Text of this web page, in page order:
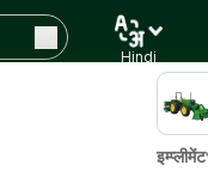
Hindi
इम्प्लीमेंट